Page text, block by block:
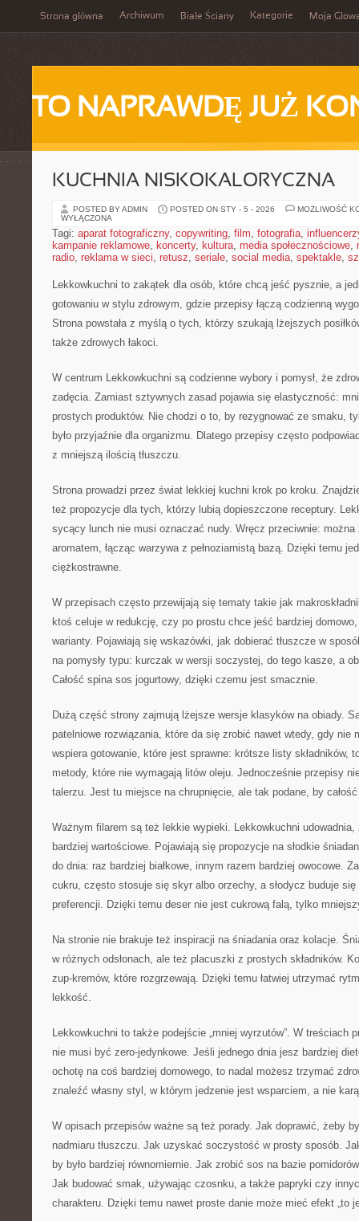
Strona główna Archiwum Białe Ściany Kategorie Moja
TO NAPRAWDĘ JUŻ
KUCHNIA NISKOKALORYCZNA
POSTED BY ADMIN POSTED ON STY - 5 - 2026
MOŻLIWOŚĆ
WYŁĄCZONA
Tagi: aparat fotograficzny, copywriting, film, fotografia,
kampanie reklamowe, koncerty, kultura, media społecznościowe,
radio, reklama w sieci, retusz, seriale, social media, spektakle,
Lekkowkuchni to zakątek dla osób, które chcą jeść pysznie, a
gotowaniu w stylu zdrowym, gdzie przepisy łączą codzienną
Strona powstała z myślą o tych, którzy szukają lżejszych
także zdrowych łakoci.
W centrum Lekkowkuchni są codzienne wybory i pomysł, że
zadęcia. Zamiast sztywnych zasad pojawia się elastyczność:
prostych produktów. Nie chodzi o to, by rezygnować ze smaku,
było przyjaźnie dla organizmu. Dlatego przepisy często
z mniejszą ilością tłuszczu.
Strona prowadzi przez świat lekkiej kuchni krok po kroku.
też propozycje dla tych, którzy lubią dopieszczone receptury.
sycący lunch nie musi oznaczać nudy. Wręcz przeciwnie: można
aromatem, łącząc warzywa z pełnoziarnistą bazą. Dzięki temu
ciężkostrawne.
W przepisach często przewijają się tematy takie jak
ktoś celuje w redukcję, czy po prostu chce jeść bardziej
warianty. Pojawiają się wskazówki, jak dobierać tłuszcze w
na pomysły typu: kurczak w wersji soczystej, do tego kasze, a
Całość spina sos jogurtowy, dzięki czemu jest smacznie.
Dużą część strony zajmują lżejsze wersje klasyków na obiady.
patelniowe rozwiązania, które da się zrobić nawet wtedy, gdy nie
wspiera gotowanie, które jest sprawne: krótsze listy składników,
metody, które nie wymagają litów oleju. Jednocześnie przepisy
talerzu. Jest tu miejsce na chrupnięcie, ale tak podane, by całość
Ważnym filarem są też lekkie wypieki. Lekkowkuchni udowadnia,
bardziej wartościowe. Pojawiają się propozycje na słodkie
do dnia: raz bardziej białkowe, innym razem bardziej owocowe.
cukru, często stosuje się skyr albo orzechy, a słodycz buduje
preferencji. Dzięki temu deser nie jest cukrową falą, tylko
Na stronie nie brakuje też inspiracji na śniadania oraz kolacje.
w różnych odsłonach, ale też placuszki z prostych składników.
zup-kremów, które rozgrzewają. Dzięki temu łatwiej utrzymać
lekkość.
Lekkowkuchni to także podejście „mniej wyrzutów”. W treściach
nie musi być zero-jedynkowe. Jeśli jednego dnia jesz bardziej
ochotę na coś bardziej domowego, to nadal możesz trzymać
znaleźć własny styl, w którym jedzenie jest wsparciem, a nie
W opisach przepisów ważne są też porady. Jak doprawić, żeby
nadmiaru tłuszczu. Jak uzyskać soczystość w prosty sposób.
by było bardziej równomiernie. Jak zrobić sos na bazie
Jak budować smak, używając czosnku, a także papryki czy
charakteru. Dzięki temu nawet proste danie może mieć efekt „to